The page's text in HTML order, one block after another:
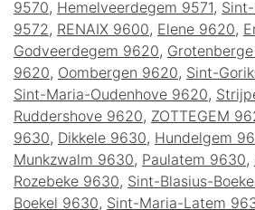
9570, Hemelveerdegem 9571,
9572 , RENAIX 9600, Elene 9620,
Godveerdegem 9620,
9620, Oombergen 9620, Sint-
Sint-Maria-Oudenhove 9620,
Ruddershove 9620, ZOTTEGEM
9630, Dikkele 9630, Hundelgem
Munkzwalm 9630, Paulatem 9630,
Rozebeke 9630, Sint-Blasius-
Boekel 9630, Sint-Maria-Latem